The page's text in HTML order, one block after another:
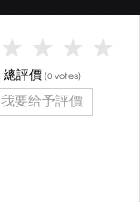
總評價 (0 votes)
我要给予評價